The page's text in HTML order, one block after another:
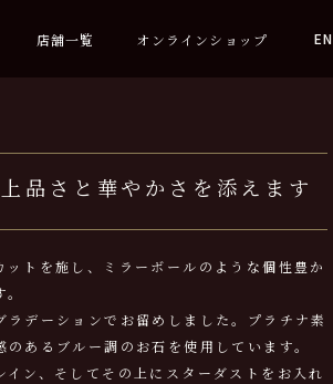
店舗一覧 オンラインショップ EN
品さと華やかさを添えます
ットを施し、ミラーボールのような個性豊か
ラデーションでお留めしました。プラチナ素
あるブルー調のお石を使用しています。
イン、そしてその上にスターダストをお入れ